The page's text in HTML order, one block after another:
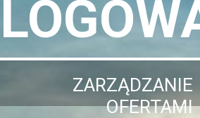
ZARZĄDZANIE
OFERTAMI